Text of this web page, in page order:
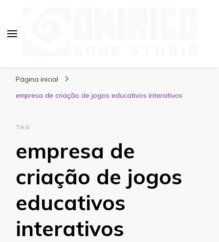
Página inicial
empresa de criação de jogos educativos interativos
TAG
empresa de
criação de jogos
educativos
interativos